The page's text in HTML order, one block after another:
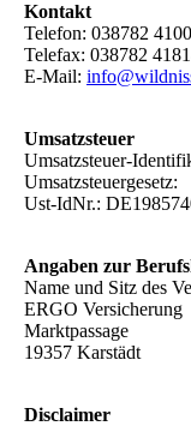
Kontakt
Telefon: 038782
Telefax: 038782
E-Mail:
Umsatzsteuer
Umsatzsteuer-
Umsatzsteuergesetz:
Ust-IdNr.:
Angaben zur
Name und Sitz des
ERGO Versicherung
Marktpassage
19357 Karstädt
Disclaimer